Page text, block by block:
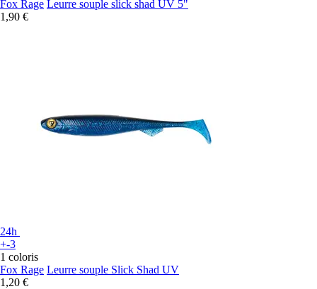
Fox Rage Leurre souple slick shad UV 5"
1,90 €
24h
+-3
1 coloris
Fox Rage Leurre souple Slick Shad UV
1,20 €